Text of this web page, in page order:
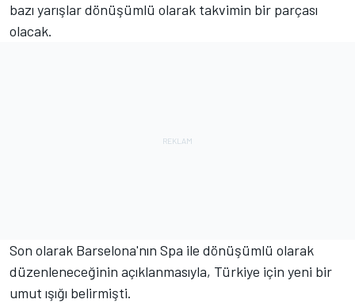
bazı yarışlar dönüşümlü olarak takvimin bir parçası
olacak.
Son olarak Barselona'nın Spa ile dönüşümlü olarak
düzenleneceğinin açıklanmasıyla, Türkiye için yeni bir
umut ışığı belirmişti.